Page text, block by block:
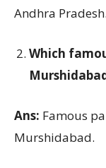
Andhra Pradesh.
Which
Ans: Famous
Murshidabad.